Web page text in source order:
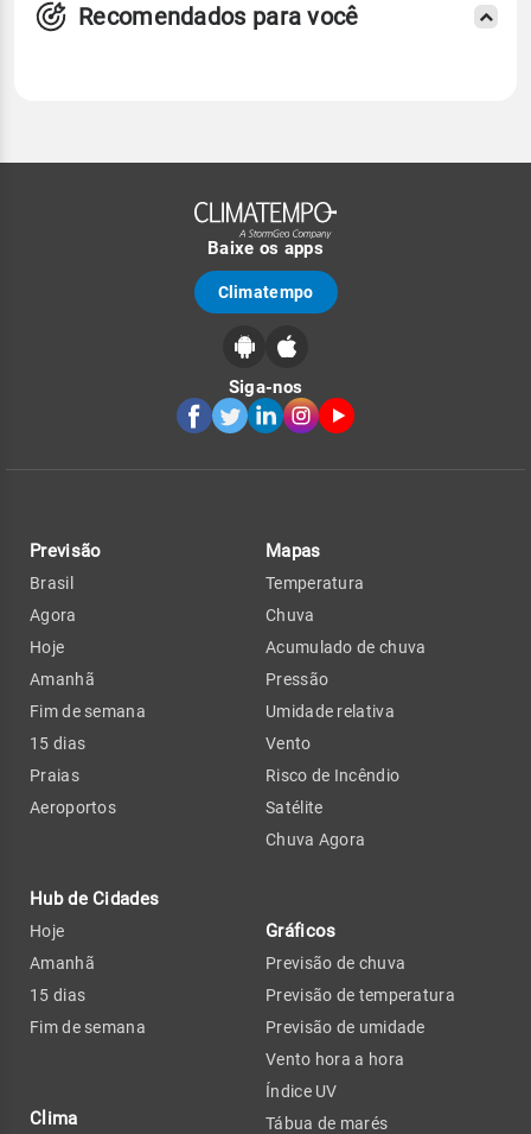
Recomendados para você
Baixe os apps
Climatempo
Siga-nos
Previsão
Brasil
Agora
Hoje
Amanhã
Fim de semana
15 dias
Praias
Aeroportos
Hub de Cidades
Hoje
Amanhã
15 dias
Fim de semana
Clima
Mapas
Temperatura
Chuva
Acumulado de chuva
Pressão
Umidade relativa
Vento
Risco de Incêndio
Satélite
Chuva Agora
Gráficos
Previsão de chuva
Previsão de temperatura
Previsão de umidade
Vento hora a hora
Índice UV
Tábua de marés